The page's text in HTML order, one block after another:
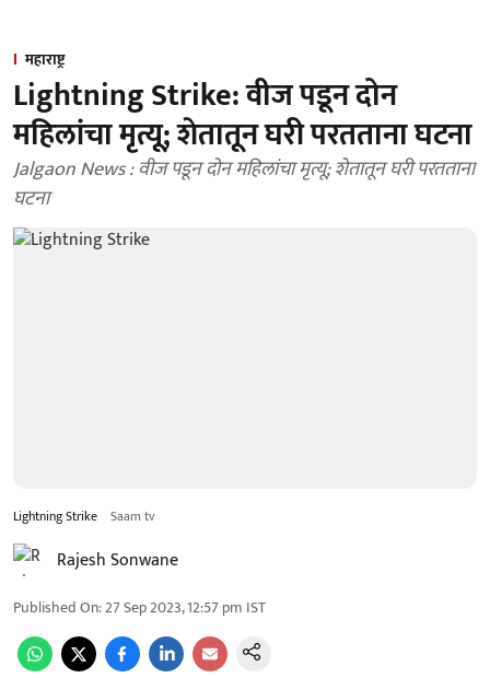
महाराष्ट्र
Lightning Strike: वीज पडून दोन
महिलांचा मृत्यू; शेतातून घरी परतताना घटना
Jalgaon News : वीज पडून दोन महिलांचा मृत्यू; शेतातून घरी परतताना
घटना
Lightning Strike Saam tv
Rajesh Sonwane
Published On:27 Sep 2023, 12:57 pm IST